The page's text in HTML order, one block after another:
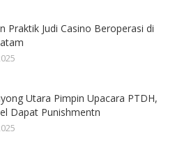
Praktik Judi Casino Beroperasi di
Utara Pimpin Upacara PTDH,
Dapat Punishmentn